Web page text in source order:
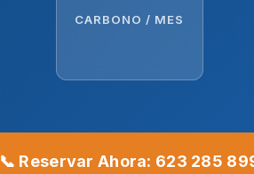
CARBONO / MES
📞 Reservar Ahora: 623 285